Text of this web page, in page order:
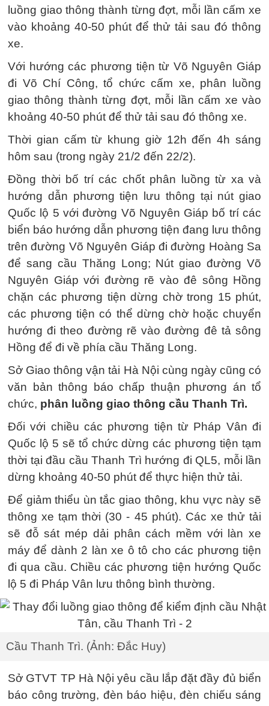
luồng giao thông thành từng đợt, mỗi lần cấm xe
vào khoảng 40-50 phút để thử tải sau đó thông
xe.
Với hướng các phương tiện từ Võ Nguyên Giáp
đi Võ Chí Công, tổ chức cấm xe, phân luồng
giao thông thành từng đợt, mỗi lần cấm xe vào
khoảng 40-50 phút để thử tải sau đó thông xe.
Thời gian cấm từ khung giờ 12h đến 4h sáng
hôm sau (trong ngày 21/2 đến 22/2).
Đồng thời bố trí các chốt phân luồng từ xa và
hướng dẫn phương tiện lưu thông tại nút giao
Quốc lộ 5 với đường Võ Nguyên Giáp bố trí các
biển báo hướng dẫn phương tiện đang lưu thông
trên đường Võ Nguyên Giáp đi đường Hoàng Sa
để sang cầu Thăng Long; Nút giao đường Võ
Nguyên Giáp với đường rẽ vào đê sông Hồng
chặn các phương tiện dừng chờ trong 15 phút,
các phương tiện có thể dừng chờ hoặc chuyển
hướng đi theo đường rẽ vào đường đê tả sông
Hồng để đi về phía cầu Thăng Long.
Sở Giao thông vận tải Hà Nội cùng ngày cũng có
văn bản thông báo chấp thuận phương án tổ
chức, phân luồng giao thông cầu Thanh Trì.
Đối với chiều các phương tiện từ Pháp Vân đi
Quốc lộ 5 sẽ tổ chức dừng các phương tiện tạm
thời tại đầu cầu Thanh Trì hướng đi QL5, mỗi lần
dừng khoảng 40-50 phút để thực hiện thử tải.
Để giảm thiểu ùn tắc giao thông, khu vực này sẽ
thông xe tạm thời (30 - 45 phút). Các xe thử tải
sẽ đỗ sát mép dải phân cách mềm với làn xe
máy để dành 2 làn xe ô tô cho các phương tiện
đi qua cầu. Chiều các phương tiện hướng Quốc
lộ 5 đi Pháp Vân lưu thông bình thường.
Cầu Thanh Trì. (Ảnh: Đắc Huy)
Sở GTVT TP Hà Nội yêu cầu lắp đặt đầy đủ biển
báo công trường, đèn báo hiệu, đèn chiếu sáng